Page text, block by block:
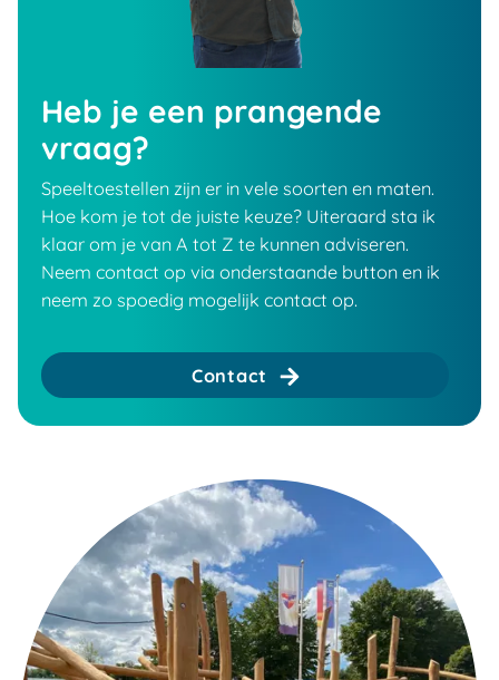
Heb je een prangende
vraag?
Speeltoestellen zijn er in vele soorten en maten.
Hoe kom je tot de juiste keuze? Uiteraard sta ik
klaar om je van A tot Z te kunnen adviseren.
Neem contact op via onderstaande button en ik
neem zo spoedig mogelijk contact op.
Contact